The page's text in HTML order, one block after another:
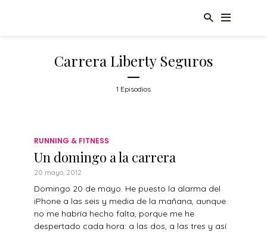
Carrera Liberty Seguros
1 Episodios
RUNNING & FITNESS
Un domingo a la carrera
20 mayo, 2012
Domingo 20 de mayo. He puesto la alarma del
iPhone a las seis y media de la mañana, aunque
no me habría hecho falta, porque me he
despertado cada hora: a las dos, a las tres y así